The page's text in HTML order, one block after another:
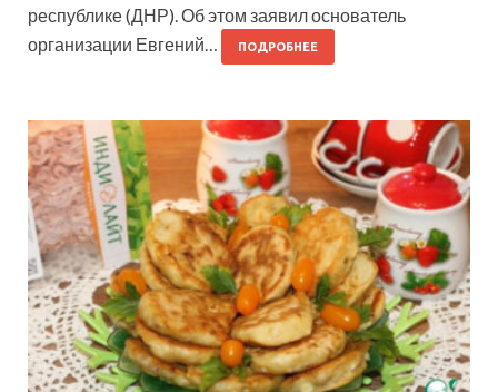
республике (ДНР). Об этом заявил основатель
организации Евгений…
ПОДРОБНЕЕ